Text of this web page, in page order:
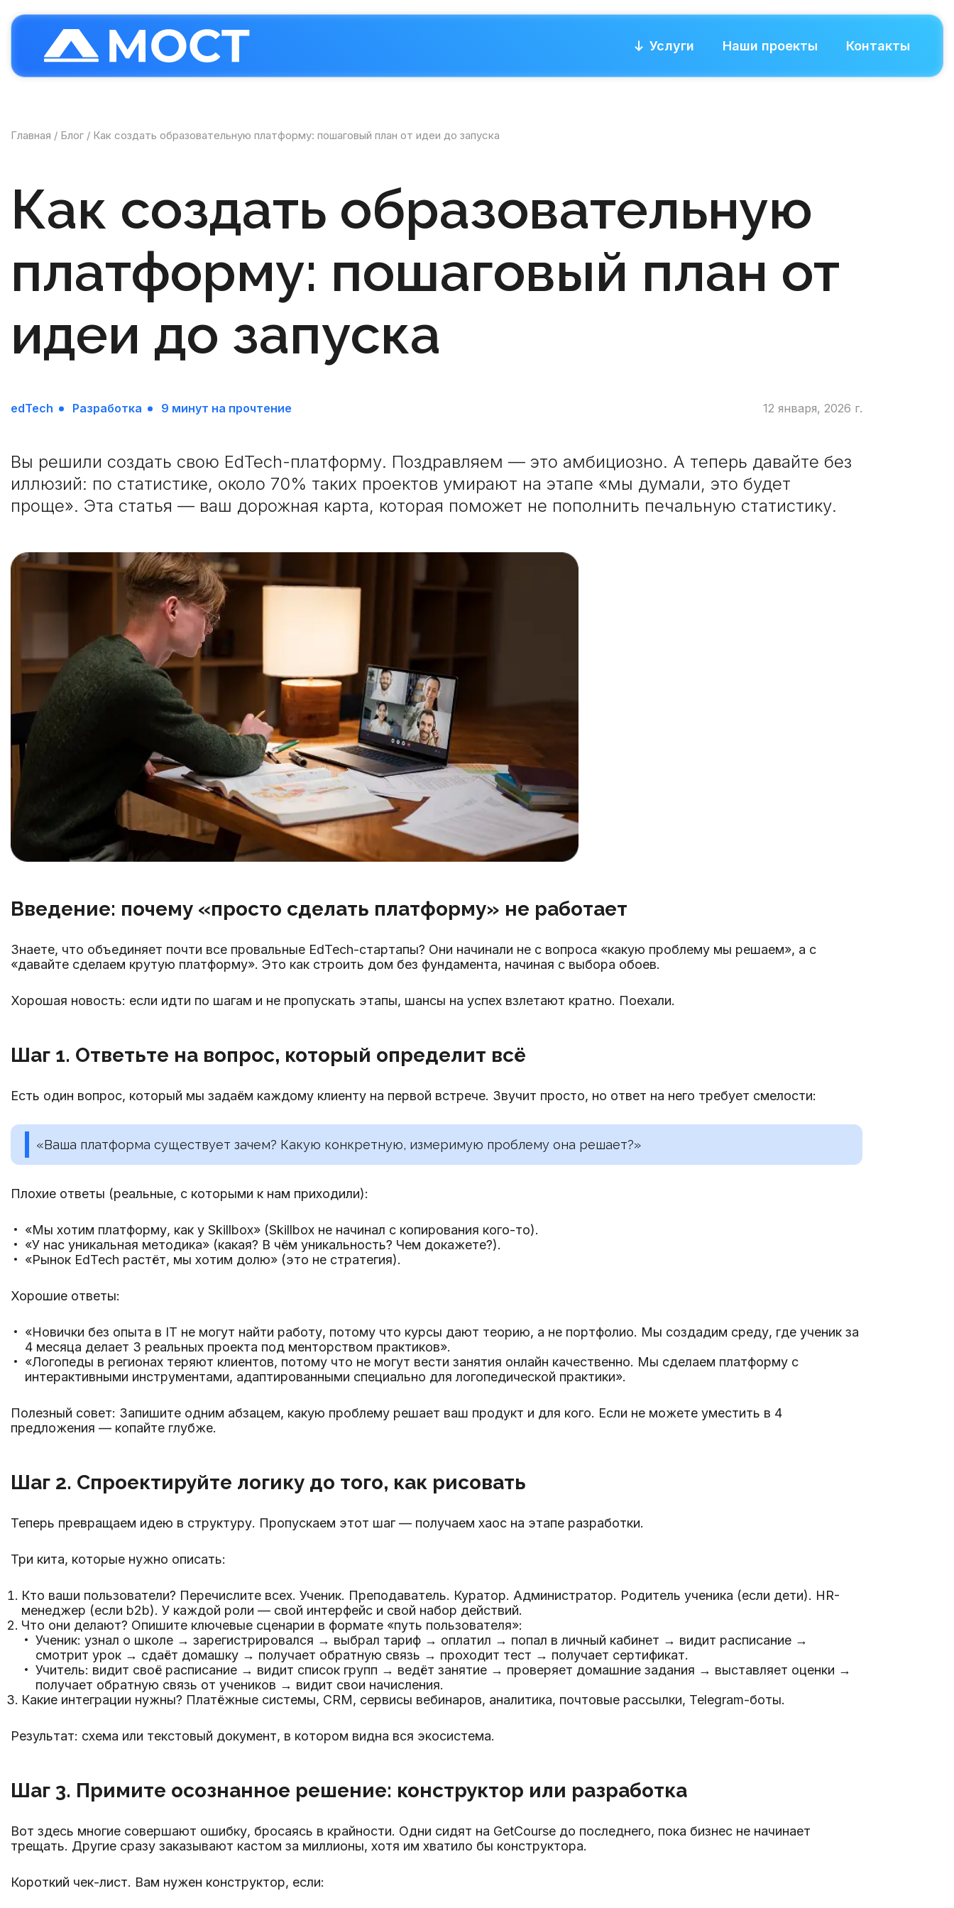
Услуги Наши проекты Контакты
Главная Блог Как создать образовательную платформу: пошаговый план от идеи до запуска
Как создать образовательную
платформу: пошаговый план от
идеи до запуска
edTech Разработка 9 минут на прочтение 12 января, 2026 г.
Вы решили создать свою EdTech-платформу. Поздравляем — это амбициозно. А теперь давайте без
иллюзий: по статистике, около 70% таких проектов умирают на этапе «мы думали, это будет
проще». Эта статья — ваш дорожная карта, которая поможет не пополнить печальную статистику.
Введение: почему «просто сделать платформу» не работает
Знаете, что объединяет почти все провальные EdTech-стартапы? Они начинали не с вопроса «какую проблему мы решаем», а с
«давайте сделаем крутую платформу». Это как строить дом без фундамента, начиная с выбора обоев.
Хорошая новость: если идти по шагам и не пропускать этапы, шансы на успех взлетают кратно. Поехали.
Шаг 1. Ответьте на вопрос, который определит всё
Есть один вопрос, который мы задаём каждому клиенту на первой встрече. Звучит просто, но ответ на него требует смелости:
«Ваша платформа существует зачем? Какую конкретную, измеримую проблему она решает?»
Плохие ответы (реальные, с которыми к нам приходили):
«Мы хотим платформу, как у Skillbox» (Skillbox не начинал с копирования кого-то).
«У нас уникальная методика» (какая? В чём уникальность? Чем докажете?).
«Рынок EdTech растёт, мы хотим долю» (это не стратегия).
Хорошие ответы:
«Новички без опыта в IT не могут найти работу, потому что курсы дают теорию, а не портфолио. Мы создадим среду, где ученик за
4 месяца делает 3 реальных проекта под менторством практиков».
«Логопеды в регионах теряют клиентов, потому что не могут вести занятия онлайн качественно. Мы сделаем платформу с
интерактивными инструментами, адаптированными специально для логопедической практики».
Полезный совет: Запишите одним абзацем, какую проблему решает ваш продукт и для кого. Если не можете уместить в 4
предложения — копайте глубже.
Шаг 2. Спроектируйте логику до того, как рисовать
Теперь превращаем идею в структуру. Пропускаем этот шаг — получаем хаос на этапе разработки.
Три кита, которые нужно описать:
Кто ваши пользователи? Перечислите всех. Ученик. Преподаватель. Куратор. Администратор. Родитель ученика (если дети). HR-
менеджер (если b2b). У каждой роли — свой интерфейс и свой набор действий.
Что они делают? Опишите ключевые сценарии в формате «путь пользователя»:
Ученик: узнал о школе → зарегистрировался → выбрал тариф → оплатил → попал в личный кабинет → видит расписание →
смотрит урок → сдаёт домашку → получает обратную связь → проходит тест → получает сертификат.
Учитель: видит своё расписание → видит список групп → ведёт занятие → проверяет домашние задания → выставляет оценки →
получает обратную связь от учеников → видит свои начисления.
Какие интеграции нужны? Платёжные системы, CRM, сервисы вебинаров, аналитика, почтовые рассылки, Telegram-боты.
Результат: схема или текстовый документ, в котором видна вся экосистема.
Шаг 3. Примите осознанное решение: конструктор или разработка
Вот здесь многие совершают ошибку, бросаясь в крайности. Одни сидят на GetCourse до последнего, пока бизнес не начинает
трещать. Другие сразу заказывают кастом за миллионы, хотя им хватило бы конструктора.
Короткий чек-лист. Вам нужен конструктор, если: